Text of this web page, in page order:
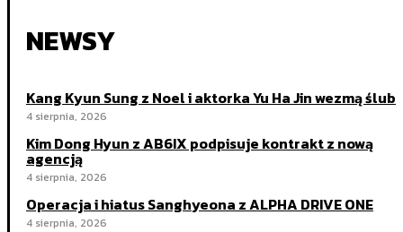
NEWSY
Kang Kyun Sung z Noel i aktorka Yu Ha Jin wezmą ślub
4 sierpnia, 2026
Kim Dong Hyun z AB6IX podpisuje kontrakt z nową
agencją
4 sierpnia, 2026
Operacja i hiatus Sanghyeona z ALPHA DRIVE ONE
4 sierpnia, 2026